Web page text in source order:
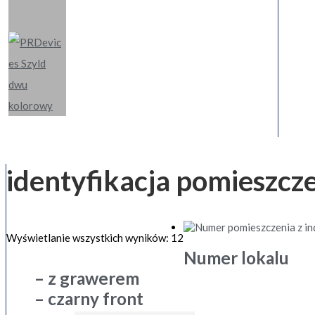
identyfikacja
Wyświetlanie wszystkich wyników: 12
Numer lokalu
– z grawerem
– czarny front